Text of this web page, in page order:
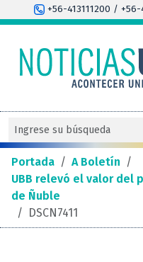
+56-413111200 /
Portada / A Boletín /
UBB relevó el valor del
de Ñuble
/ DSCN7411